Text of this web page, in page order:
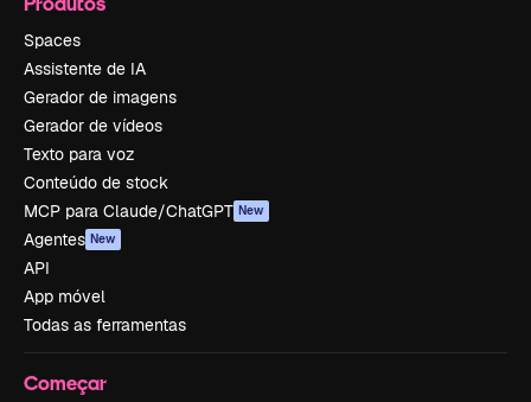
Spaces
Assistente de IA
Gerador de imagens
Gerador de vídeos
Texto para voz
Conteúdo de stock
MCP para Claude/ChatGPT New
Agentes New
API
App móvel
Todas as ferramentas
Começar